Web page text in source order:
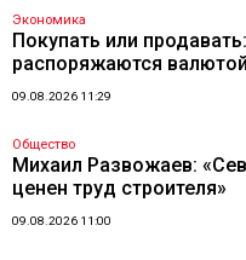
Экономика
Покупать или
распоряжаются валютой
09.08.2026 11:29
Общество
Михаил Развожаев:
ценен труд строителя»
09.08.2026 11:00